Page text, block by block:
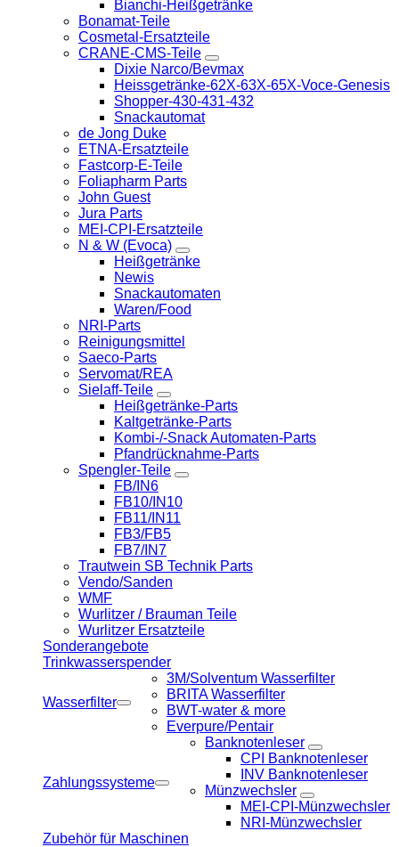
Bianchi-Heißgetränke
Bonamat-Teile
Cosmetal-Ersatzteile
CRANE-CMS-Teile
Dixie Narco/Bevmax
Heissgetränke-62X-63X-65X-Voce-Genesis
Shopper-430-431-432
Snackautomat
de Jong Duke
ETNA-Ersatzteile
Fastcorp-E-Teile
Foliapharm Parts
John Guest
Jura Parts
MEI-CPI-Ersatzteile
N & W (Evoca)
Heißgetränke
Newis
Snackautomaten
Waren/Food
NRI-Parts
Reinigungsmittel
Saeco-Parts
Servomat/REA
Sielaff-Teile
Heißgetränke-Parts
Kaltgetränke-Parts
Kombi-/-Snack Automaten-Parts
Pfandrücknahme-Parts
Spengler-Teile
FB/IN6
FB10/IN10
FB11/IN11
FB3/FB5
FB7/IN7
Trautwein SB Technik Parts
Vendo/Sanden
WMF
Wurlitzer / Brauman Teile
Wurlitzer Ersatzteile
Sonderangebote
Trinkwasserspender
Wasserfilter
3M/Solventum Wasserfilter
BRITA Wasserfilter
BWT-water & more
Everpure/Pentair
Zahlungssysteme
Banknotenleser
CPI Banknotenleser
INV Banknotenleser
Münzwechsler
MEI-CPI-Münzwechsler
NRI-Münzwechsler
Zubehör für Maschinen